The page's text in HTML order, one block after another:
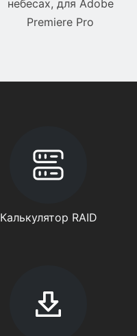
небесах, для Adobe
Premiere Pro
Калькулятор RAID